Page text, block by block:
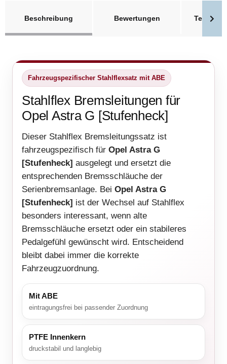
Beschreibung
Bewertungen
Fahrzeugspezifischer Stahlflexsatz mit ABE
Stahlflex Bremsleitungen für
Opel Astra G [Stufenheck]
Dieser Stahlflex Bremsleitungssatz ist
fahrzeugspezifisch für Opel Astra G
[Stufenheck] ausgelegt und ersetzt die
entsprechenden Bremsschläuche der
Serienbremsanlage. Bei Opel Astra G
[Stufenheck] ist der Wechsel auf Stahlflex
besonders interessant, wenn alte
Bremsschläuche ersetzt oder ein stabileres
Pedalgefühl gewünscht wird. Entscheidend
bleibt dabei immer die korrekte
Fahrzeugzuordnung.
Mit ABE
eintragungsfrei bei passender Zuordnung
PTFE Innenkern
druckstabil und langlebig